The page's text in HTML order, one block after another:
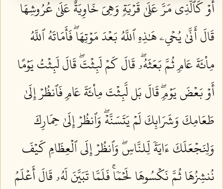
أَوۡ كَٱلَّذِي مَرَّ عَلَىٰ قَرۡيَةٖ وَهِيَ خَاوِيَةٌ عَلَىٰ عُرُوشِهَا
قَالَ أَنَّىٰ يُحۡيِۦ هَٰذِهِ ٱللَّهُ بَعۡدَ مَوۡتِهَاۖ فَأَمَاتَهُ ٱللَّهُ
مِاْئَةَ عَامٖ ثُمَّ بَعَثَهُۥۖ قَالَ كَمۡ لَبِثۡتَۖ قَالَ لَبِثۡتُ يَوۡمًا
أَوۡ بَعۡضَ يَوۡمٖۖ قَالَ بَل لَّبِثۡتَ مِاْئَةَ عَامٖ فَٱنظُرۡ إِلَىٰ
طَعَامِكَ وَشَرَابِكَ لَمۡ يَتَسَنَّهۡۖ وَٱنظُرۡ إِلَىٰ حِمَارِكَ
وَلِنَجۡعَلَكَ ءَايَةٗ لِّلنَّاسِۖ وَٱنظُرۡ إِلَى ٱلۡعِظَامِ كَيۡفَ
نُنشِزُهَا ثُمَّ نَكۡسُوهَا لَحۡمٗاۚ فَلَمَّا تَبَيَّنَ لَهُۥ قَالَ أَعۡلَمُ